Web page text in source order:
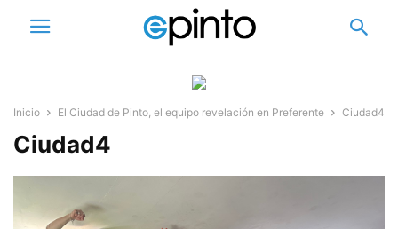
Inicio El Ciudad de Pinto, el equipo revelación en Preferente Ciudad4
Ciudad4